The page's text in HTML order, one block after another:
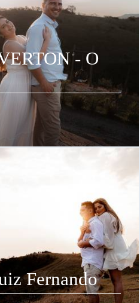
- O
Fernando